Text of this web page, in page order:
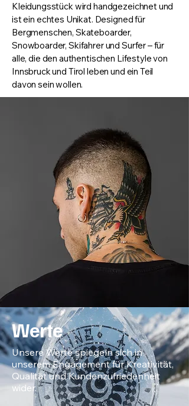
Kleidungsstück wird handgezeichnet und
ist ein echtes Unikat. Designed für
Bergmenschen, Skateboarder,
Snowboarder, Skifahrer und Surfer – für
alle, die den authentischen Lifestyle von
Innsbruck und Tirol leben und ein Teil
davon sein wollen.
Werte
Unsere Werte spiegeln sich in
unserem Engagement für Kreativität,
Qualität und Kundenzufriedenheit
wider.